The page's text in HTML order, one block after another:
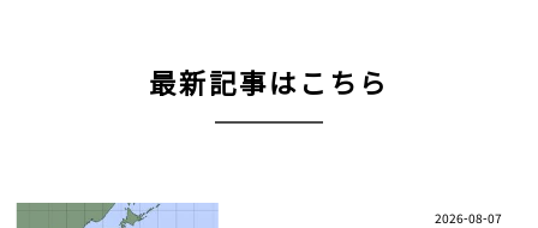
最新記事はこちら
2026-08-07